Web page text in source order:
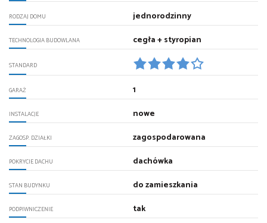
RODZAJ DOMU jednorodzinny
TECHNOLOGIA BUDOWLANA cegła + styropian
STANDARD
GARAŻ 1
INSTALACJE nowe
ZAGOSP. DZIAŁKI zagospodarowana
POKRYCIE DACHU dachówka
STAN BUDYNKU do zamieszkania
PODPIWNICZENIE tak